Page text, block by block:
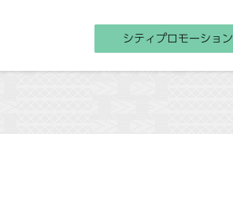
シティプロモーション